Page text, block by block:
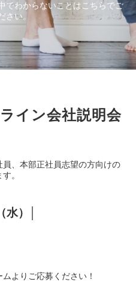
でわからないことはこちらでご
さい。
イン会社説明会
、本部正社員志望の方向けの
。
水）│
よりご応募ください！